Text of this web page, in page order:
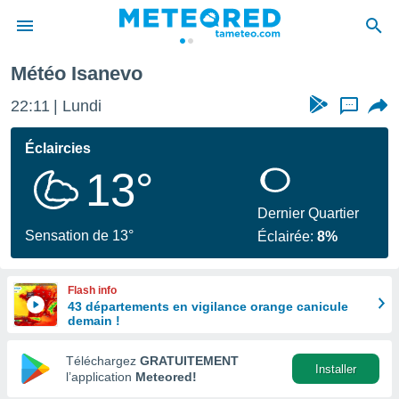
de
en
Météo Isanevo
22:11 Lundi ...
Éclaircies
13°
Sensation de 13°
Dernier Quartier
Éclairée:8%
Flash info
43 départements en vigilance orange canicule
demain !
Téléchargez GRATUITEMENT
l’application Meteored!
Installer